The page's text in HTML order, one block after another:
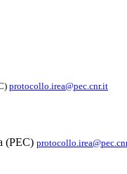
protocollo.irea@pec.cnr.it
(PEC)